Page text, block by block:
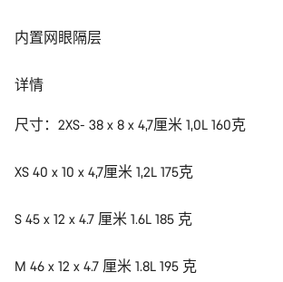
内置网眼隔层
详情
尺寸：2XS- 38 x 8 x 4,7厘米 1,0L 160克
XS 40 x 10 x 4,7厘米 1,2L 175克
S 45 x 12 x 4.7 厘米 1.6L 185 克
M 46 x 12 x 4.7 厘米 1.8L 195 克